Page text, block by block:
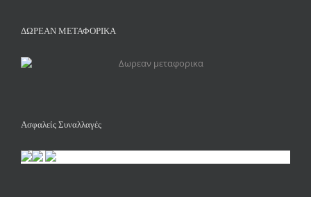
ΔΩΡΕΑΝ ΜΕΤΑΦΟΡΙΚΑ
Ασφαλείς Συναλλαγές